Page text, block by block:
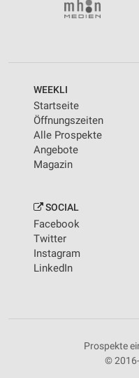
WEEKLI
Startseite
Öffnungszeiten
Alle Prospekte
Angebote
Magazin
SOCIAL
Facebook
Twitter
Instagram
LinkedIn
Prospekte
©